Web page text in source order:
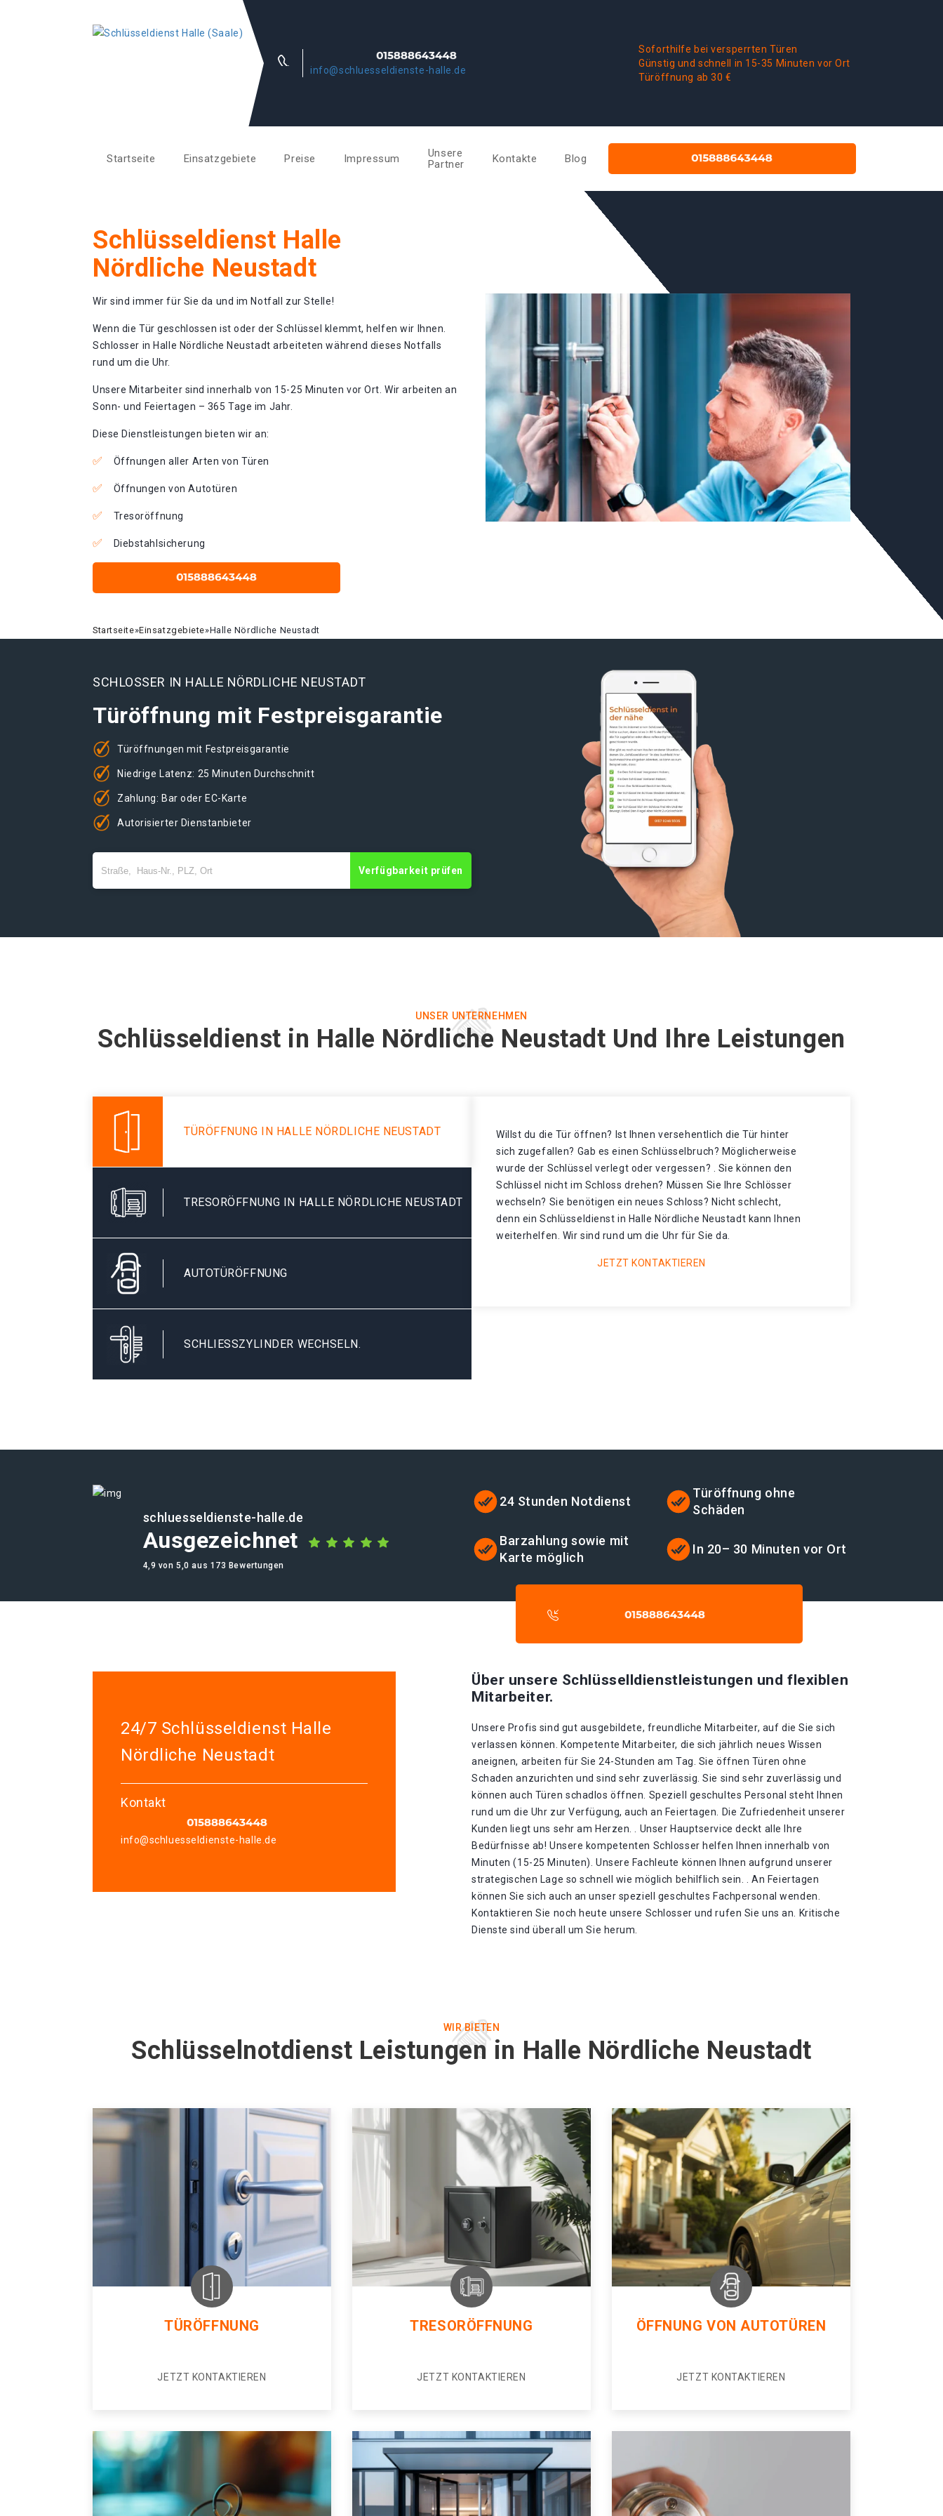
info@schluesseldienste-halle.de
Soforthilfe bei versperrten Türen
Günstig und schnell in 15-35 Minuten vor Ort
Türöffnung ab 30 €
Startseite Einsatzgebiete Preise Impressum
Unsere
Partner
Kontakte Blog
Schlüsseldienst Halle
Nördliche Neustadt
Wir sind immer für Sie da und im Notfall zur Stelle!
Wenn die Tür geschlossen ist oder der Schlüssel klemmt, helfen wir Ihnen.
Schlosser in Halle Nördliche Neustadt arbeiteten während dieses Notfalls
rund um die Uhr.
Unsere Mitarbeiter sind innerhalb von 15-25 Minuten vor Ort. Wir arbeiten an
Sonn- und Feiertagen – 365 Tage im Jahr.
Diese Dienstleistungen bieten wir an:
Öffnungen aller Arten von Türen
Öffnungen von Autotüren
Tresoröffnung
Diebstahlsicherung
Startseite»Einsatzgebiete»Halle Nördliche Neustadt
SCHLOSSER IN HALLE NÖRDLICHE NEUSTADT
Türöffnung mit Festpreisgarantie
Türöffnungen mit Festpreisgarantie
Niedrige Latenz: 25 Minuten Durchschnitt
Zahlung: Bar oder EC-Karte
Autorisierter Dienstanbieter
Verfügbarkeit prüfen
UNSER UNTERNEHMEN
Schlüsseldienst in Halle Nördliche Neustadt Und Ihre Leistungen
TÜRÖFFNUNG IN HALLE NÖRDLICHE NEUSTADT
TRESORÖFFNUNG IN HALLE NÖRDLICHE NEUSTADT
AUTOTÜRÖFFNUNG
SCHLIESSZYLINDER WECHSELN.
Willst du die Tür öffnen? Ist Ihnen versehentlich die Tür hinter
sich zugefallen? Gab es einen Schlüsselbruch? Möglicherweise
wurde der Schlüssel verlegt oder vergessen? . Sie können den
Schlüssel nicht im Schloss drehen? Müssen Sie Ihre Schlösser
wechseln? Sie benötigen ein neues Schloss? Nicht schlecht,
denn ein Schlüsseldienst in Halle Nördliche Neustadt kann Ihnen
weiterhelfen. Wir sind rund um die Uhr für Sie da.
JETZT KONTAKTIEREN
schluesseldienste-halle.de
Ausgezeichnet
4,9 von 5,0 aus 173 Bewertungen
24 Stunden Notdienst
Türöffnung ohne
Schäden
Barzahlung sowie mit
Karte möglich
In 20– 30 Minuten vor Ort
24/7 Schlüsseldienst Halle
Nördliche Neustadt
Kontakt
info@schluesseldienste-halle.de
Über unsere Schlüsselldienstleistungen und flexiblen
Mitarbeiter.
Unsere Profis sind gut ausgebildete, freundliche Mitarbeiter, auf die Sie sich
verlassen können. Kompetente Mitarbeiter, die sich jährlich neues Wissen
aneignen, arbeiten für Sie 24-Stunden am Tag. Sie öffnen Türen ohne
Schaden anzurichten und sind sehr zuverlässig. Sie sind sehr zuverlässig und
können auch Türen schadlos öffnen. Speziell geschultes Personal steht Ihnen
rund um die Uhr zur Verfügung, auch an Feiertagen. Die Zufriedenheit unserer
Kunden liegt uns sehr am Herzen. . Unser Hauptservice deckt alle Ihre
Bedürfnisse ab! Unsere kompetenten Schlosser helfen Ihnen innerhalb von
Minuten (15-25 Minuten). Unsere Fachleute können Ihnen aufgrund unserer
strategischen Lage so schnell wie möglich behilflich sein. . An Feiertagen
können Sie sich auch an unser speziell geschultes Fachpersonal wenden.
Kontaktieren Sie noch heute unsere Schlosser und rufen Sie uns an. Kritische
Dienste sind überall um Sie herum.
WIR BIETEN
Schlüsselnotdienst Leistungen in Halle Nördliche Neustadt
TÜRÖFFNUNG
JETZT KONTAKTIEREN
TRESORÖFFNUNG
JETZT KONTAKTIEREN
ÖFFNUNG VON AUTOTÜREN
JETZT KONTAKTIEREN